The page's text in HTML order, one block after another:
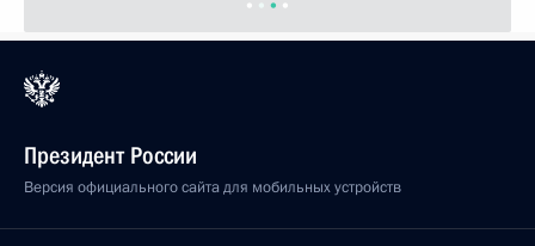
предприятия
9 июня 2014 года, 18:30